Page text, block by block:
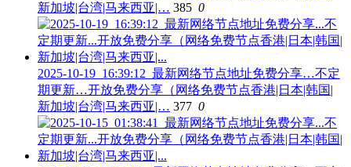
新加坡|台湾|马来西亚|… 385 0
2025-10-19_16:39:12_最新网络节点地址免费分享…不定
期更新…开放免费分享（网络免费节点香港|日本|韩国|
新加坡|台湾|马来西亚|… 377 0